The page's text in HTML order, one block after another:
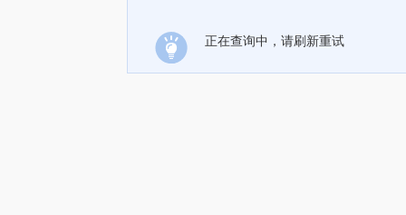
正在查询中，请刷新重试